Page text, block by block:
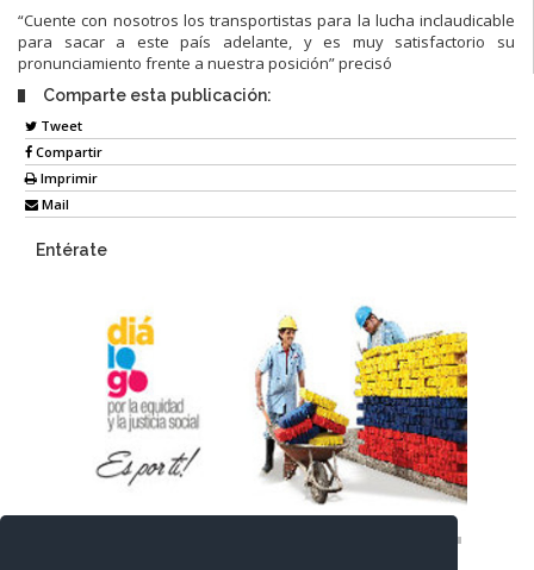
“Cuente con nosotros los transportistas para la lucha inclaudicable
para sacar a este país adelante, y es muy satisfactorio su
pronunciamiento frente a nuestra posición” precisó
Comparte esta publicación:
Tweet
Compartir
Imprimir
Mail
Entérate